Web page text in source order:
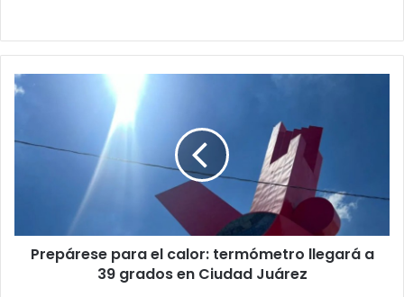
Prepárese
para
calor:
termómetro
grados
Prepárese para el calor: termómetro llegará a
39 grados en Ciudad Juárez